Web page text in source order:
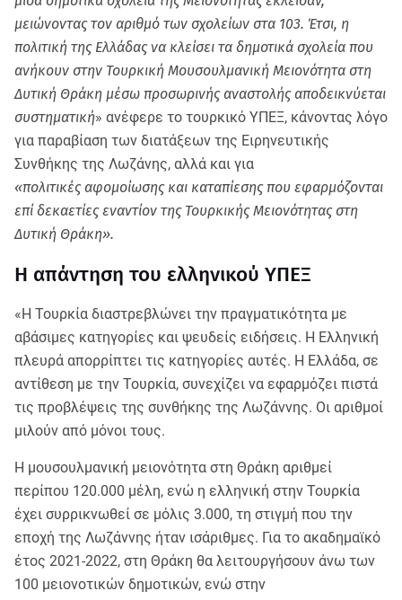
μειώνοντας τον αριθμό των σχολείων στα 103. Έτσι, η
πολιτική της Ελλάδας να κλείσει τα δημοτικά σχολεία που
ανήκουν στην Τουρκική Μουσουλμανική Μειονότητα στη
Δυτική Θράκη μέσω προσωρινής αναστολής αποδεικνύεται
συστηματική» ανέφερε το τουρκικό ΥΠΕΞ, κάνοντας λόγο
για παραβίαση των διατάξεων της Ειρηνευτικής
Συνθήκης της Λωζάνης, αλλά και για
«πολιτικές αφομοίωσης και καταπίεσης που εφαρμόζονται
επί δεκαετίες εναντίον της Τουρκικής Μειονότητας στη
Δυτική Θράκη».
Η απάντηση του ελληνικού ΥΠΕΞ
«Η Τουρκία διαστρεβλώνει την πραγματικότητα με
αβάσιμες κατηγορίες και ψευδείς ειδήσεις. Η Ελληνική
πλευρά απορρίπτει τις κατηγορίες αυτές. Η Ελλάδα, σε
αντίθεση με την Τουρκία, συνεχίζει να εφαρμόζει πιστά
τις προβλέψεις της συνθήκης της Λωζάννης. Οι αριθμοί
μιλούν από μόνοι τους.
Η μουσουλμανική μειονότητα στη Θράκη αριθμεί
περίπου 120.000 μέλη, ενώ η ελληνική στην Τουρκία
έχει συρρικνωθεί σε μόλις 3.000, τη στιγμή που την
εποχή της Λωζάννης ήταν ισάριθμες. Για το ακαδημαϊκό
έτος 2021-2022, στη Θράκη θα λειτουργήσουν άνω των
100 μειονοτικών δημοτικών, ενώ στην